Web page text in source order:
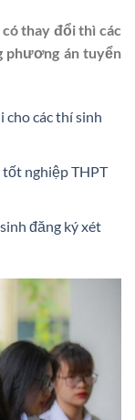
thay đổi thì các
phương án tuyển
cho các thí sinh
tốt nghiệp THPT
đăng ký xét